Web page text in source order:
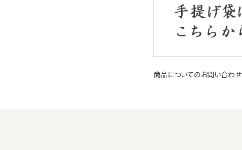
商品についてのお問い合わせ